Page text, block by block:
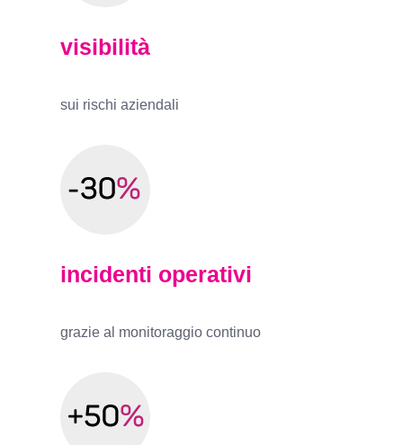
visibilità
sui rischi aziendali
incidenti operativi
grazie al monitoraggio continuo